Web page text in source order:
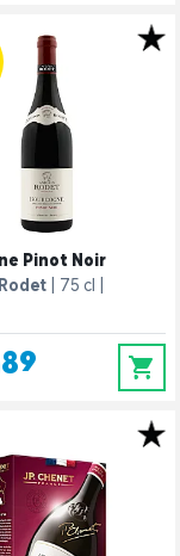
Pinot Noir
75 cl
0